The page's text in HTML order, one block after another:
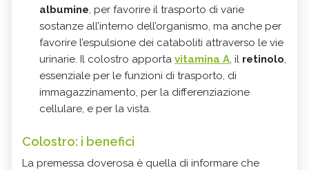
albumine, per favorire il trasporto di varie
sostanze all’interno dell’organismo, ma anche per
favorire l’espulsione dei cataboliti attraverso le vie
urinarie. Il colostro apporta vitamina A, il retinolo,
essenziale per le funzioni di trasporto, di
immagazzinamento, per la differenziazione
cellulare, e per la vista.
Colostro: i benefici
La premessa doverosa è quella di informare che